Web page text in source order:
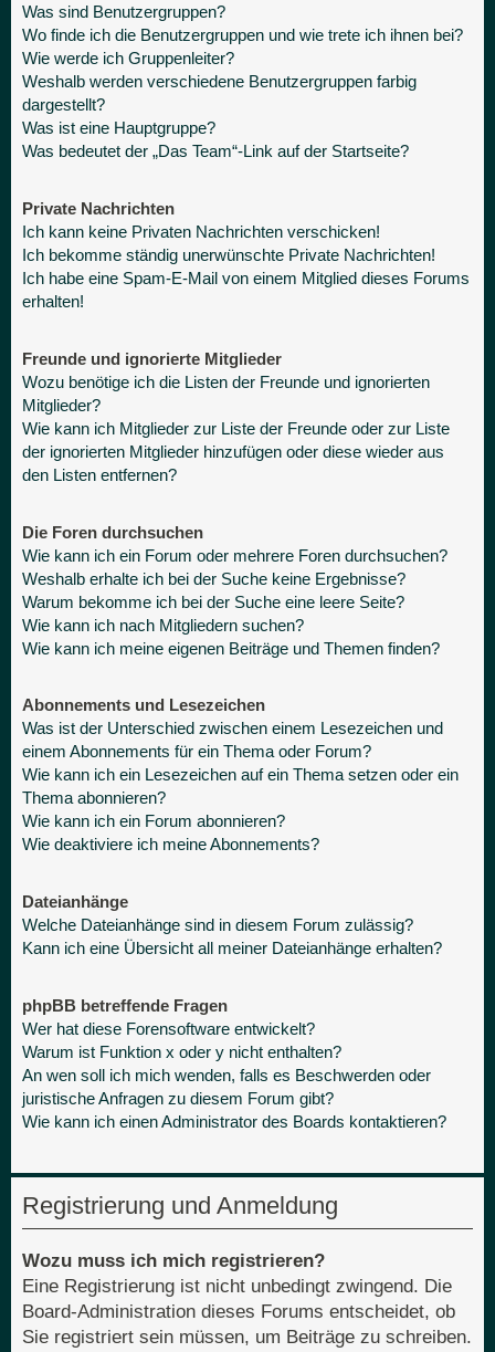
Was sind Benutzergruppen?
Wo finde ich die Benutzergruppen und wie trete ich ihnen bei?
Wie werde ich Gruppenleiter?
Weshalb werden verschiedene Benutzergruppen farbig
dargestellt?
Was ist eine Hauptgruppe?
Was bedeutet der „Das Team“-Link auf der Startseite?
Private Nachrichten
Ich kann keine Privaten Nachrichten verschicken!
Ich bekomme ständig unerwünschte Private Nachrichten!
Ich habe eine Spam-E-Mail von einem Mitglied dieses Forums
erhalten!
Freunde und ignorierte Mitglieder
Wozu benötige ich die Listen der Freunde und ignorierten
Mitglieder?
Wie kann ich Mitglieder zur Liste der Freunde oder zur Liste
der ignorierten Mitglieder hinzufügen oder diese wieder aus
den Listen entfernen?
Die Foren durchsuchen
Wie kann ich ein Forum oder mehrere Foren durchsuchen?
Weshalb erhalte ich bei der Suche keine Ergebnisse?
Warum bekomme ich bei der Suche eine leere Seite?
Wie kann ich nach Mitgliedern suchen?
Wie kann ich meine eigenen Beiträge und Themen finden?
Abonnements und Lesezeichen
Was ist der Unterschied zwischen einem Lesezeichen und
einem Abonnements für ein Thema oder Forum?
Wie kann ich ein Lesezeichen auf ein Thema setzen oder ein
Thema abonnieren?
Wie kann ich ein Forum abonnieren?
Wie deaktiviere ich meine Abonnements?
Dateianhänge
Welche Dateianhänge sind in diesem Forum zulässig?
Kann ich eine Übersicht all meiner Dateianhänge erhalten?
phpBB betreffende Fragen
Wer hat diese Forensoftware entwickelt?
Warum ist Funktion x oder y nicht enthalten?
An wen soll ich mich wenden, falls es Beschwerden oder
juristische Anfragen zu diesem Forum gibt?
Wie kann ich einen Administrator des Boards kontaktieren?
Registrierung und Anmeldung
Wozu muss ich mich registrieren?
Eine Registrierung ist nicht unbedingt zwingend. Die
Board-Administration dieses Forums entscheidet, ob
Sie registriert sein müssen, um Beiträge zu schreiben.